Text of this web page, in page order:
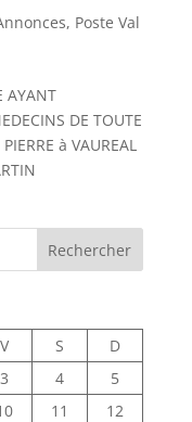
, Poste Val
AYANT
DE TOUTE
à VAUREAL
Rechercher
V S
D
3 4
5
11
12